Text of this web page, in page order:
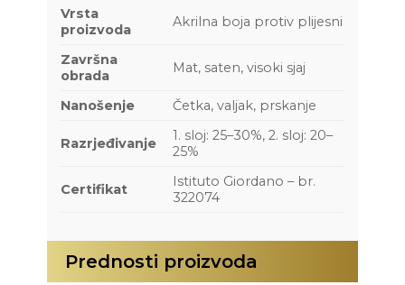
Vrsta
proizvoda
Akrilna boja protiv plijesni
Završna
obrada
Mat, saten, visoki sjaj
Nanošenje Četka, valjak, prskanje
Razrjeđivanje
1. sloj: 25–30%, 2. sloj: 20–
25%
Certifikat
Istituto Giordano – br.
322074
Prednosti proizvoda